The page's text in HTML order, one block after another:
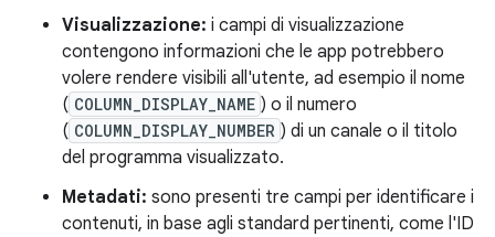
Visualizzazione: i campi di visualizzazione
contengono informazioni che le app potrebbero
volere rendere visibili all'utente, ad esempio il nome
( COLUMN_DISPLAY_NAME ) o il numero
( COLUMN_DISPLAY_NUMBER ) di un canale o il titolo
del programma visualizzato.
Metadati: sono presenti tre campi per identificare i
contenuti, in base agli standard pertinenti, come l'ID